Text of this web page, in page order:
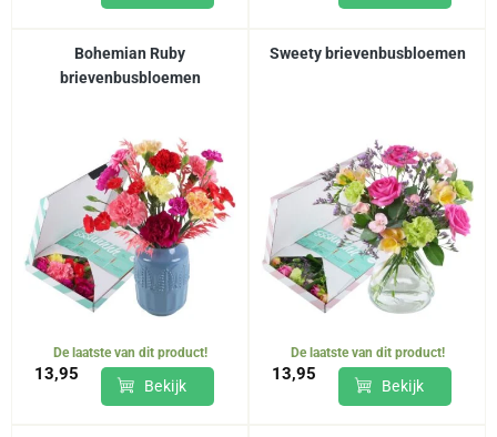
Bohemian Ruby
brievenbusbloemen
De laatste van dit product!
13,95
Bekijk
Sweety brievenbusbloemen
De laatste van dit product!
13,95
Bekijk